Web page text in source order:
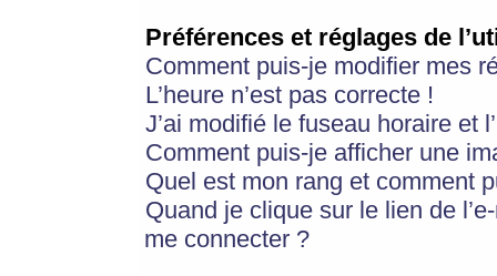
Préférences et réglages de
Comment puis-je modifier mes
L’heure n’est pas correcte !
J’ai modifié le fuseau horaire et
Comment puis-je afficher une
Quel est mon rang et comment
Quand je clique sur le lien de
me connecter ?